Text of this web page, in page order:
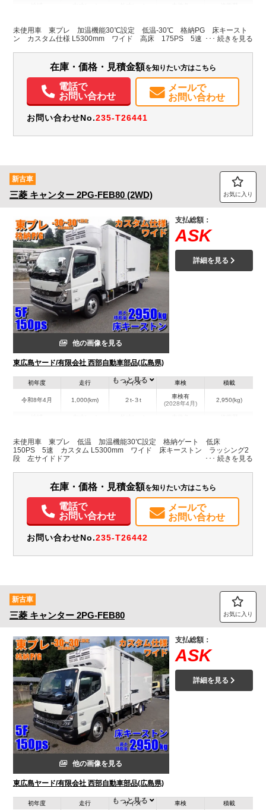
広島県
W:2,000
H:1,900
W:2,210
H:3,100
装備情報
未使用車 東プレ 加温機能30℃設定 低温-30℃ 格納PG 床キースト
ン カスタム仕様 L5300mm ワイド 高床 175PS 5速
在庫・価格・見積金額を知りたい方はこちら
電話で
お問い合わせ
メールで
お問い合わせ
お問い合わせNo.235-T26441
新古車
三菱 キャンター 2PG-FEB80 (2WD) お気に入り
他の画像を見る
東広島ヤード/有限会社 西部自動車部品(広島県)
支払総額：
ASK
詳細を見る
初年度
令和8年4月
走行
1,000(km)
サイズ
２t-３t
車検
車検有
(2028年4月)
積載
2,950(kg)
広島県
W:2,000
H:1,900
W:2,210
H:2,890
パワステ パワーウィンドウ
もっと見る
未使用車 東プレ 低温 加温機能30℃設定 格納ゲート 低床
150PS 5速 カスタム L5300mm ワイド 床キーストン ラッシング2
段 左サイドドア
在庫・価格・見積金額を知りたい方はこちら
電話で
お問い合わせ
メールで
お問い合わせ
お問い合わせNo.235-T26442
新古車
三菱 キャンター 2PG-FEB80 お気に入り
他の画像を見る
東広島ヤード/有限会社 西部自動車部品(広島県)
支払総額：
ASK
詳細を見る
初年度 走行 サイズ 車検 積載
もっと見る